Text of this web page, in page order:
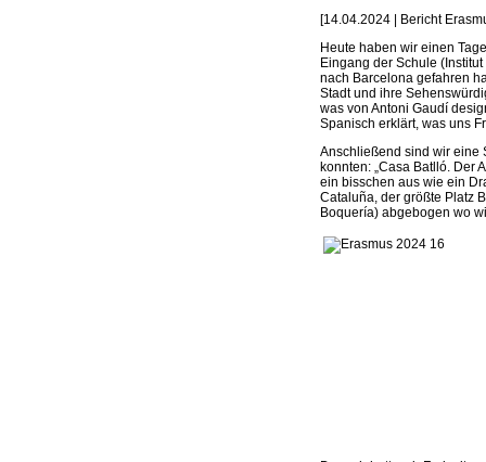
[14.04.2024 | Bericht
Heute haben wir einen
Eingang der Schule
nach Barcelona gefahren
Stadt und ihre
was von Antoni Gaudí
Spanisch erklärt, was uns
Anschließend sind wir eine
konnten: „Casa Batlló. Der
ein bisschen aus wie ein
Cataluña, der größte Platz
Boquería) abgebogen wo